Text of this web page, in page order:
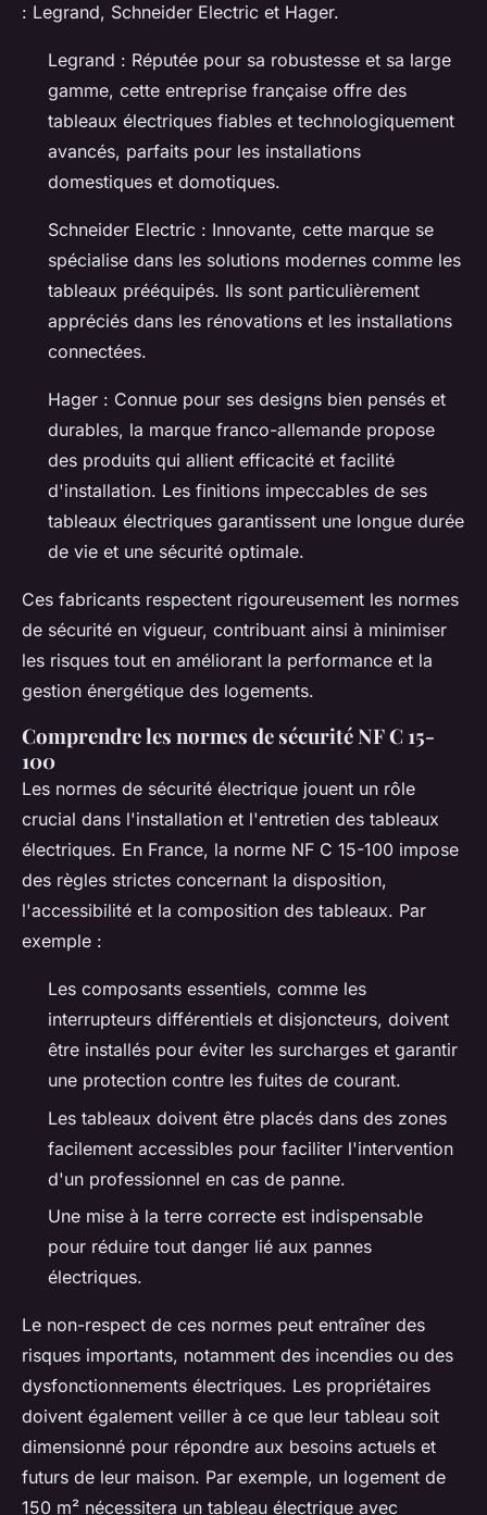
: Legrand, Schneider Electric et Hager.
Legrand : Réputée pour sa robustesse et sa large
gamme, cette entreprise française offre des
tableaux électriques fiables et technologiquement
avancés, parfaits pour les installations
domestiques et domotiques.
Schneider Electric : Innovante, cette marque se
spécialise dans les solutions modernes comme les
tableaux prééquipés. Ils sont particulièrement
appréciés dans les rénovations et les installations
connectées.
Hager : Connue pour ses designs bien pensés et
durables, la marque franco-allemande propose
des produits qui allient efficacité et facilité
d'installation. Les finitions impeccables de ses
tableaux électriques garantissent une longue durée
de vie et une sécurité optimale.
Ces fabricants respectent rigoureusement les normes
de sécurité en vigueur, contribuant ainsi à minimiser
les risques tout en améliorant la performance et la
gestion énergétique des logements.
Comprendre les normes de sécurité NF C 15-
100
Les normes de sécurité électrique jouent un rôle
crucial dans l'installation et l'entretien des tableaux
électriques. En France, la norme NF C 15-100 impose
des règles strictes concernant la disposition,
l'accessibilité et la composition des tableaux. Par
exemple :
Les composants essentiels, comme les
interrupteurs différentiels et disjoncteurs, doivent
être installés pour éviter les surcharges et garantir
une protection contre les fuites de courant.
Les tableaux doivent être placés dans des zones
facilement accessibles pour faciliter l'intervention
d'un professionnel en cas de panne.
Une mise à la terre correcte est indispensable
pour réduire tout danger lié aux pannes
électriques.
Le non-respect de ces normes peut entraîner des
risques importants, notamment des incendies ou des
dysfonctionnements électriques. Les propriétaires
doivent également veiller à ce que leur tableau soit
dimensionné pour répondre aux besoins actuels et
futurs de leur maison. Par exemple, un logement de
150 m² nécessitera un tableau électrique avec